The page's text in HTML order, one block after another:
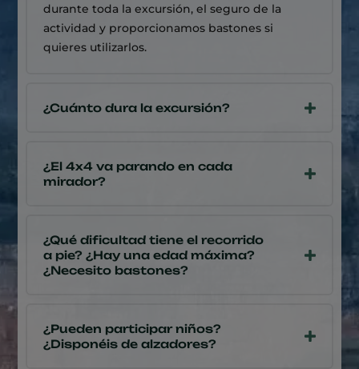
durante toda la excursión, el seguro de la
actividad y proporcionamos bastones si
quieres utilizarlos.
¿Cuánto dura la excursión?
¿El 4x4 va parando en cada
mirador?
¿Qué dificultad tiene el recorrido
a pie? ¿Hay una edad máxima?
¿Necesito bastones?
¿Pueden participar niños?
¿Disponéis de alzadores?